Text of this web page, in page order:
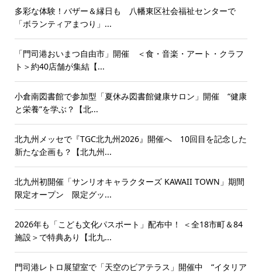
多彩な体験！バザー＆縁日も 八幡東区社会福祉センターで
「ボランティアまつり」...
「門司港おいまつ自由市」開催 ＜食・音楽・アート・クラフ
ト＞約40店舗が集結【...
小倉南図書館で参加型「夏休み図書館健康サロン」開催 “健康
と栄養”を学ぶ？【北...
北九州メッセで『TGC北九州2026』開催へ 10回目を記念した
新たな企画も？【北九州...
北九州初開催「サンリオキャラクターズ KAWAII TOWN」期間
限定オープン 限定グッ...
2026年も「こども文化パスポート」配布中！ ＜全18市町＆84
施設＞で特典あり【北九...
門司港レトロ展望室で「天空のビアテラス」開催中 “イタリア